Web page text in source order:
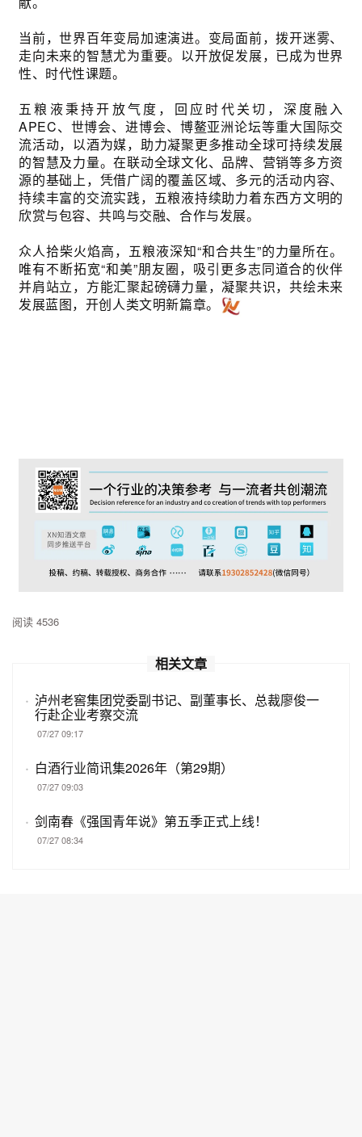
当前，世界百年变局加速演进。变局面前，拨开迷雾、
走向未来的智慧尤为重要。以开放促发展，已成为世界
性、时代性课题。
五粮液秉持开放气度，回应时代关切，深度融入
APEC、世博会、进博会、博鳌亚洲论坛等重大国际交
流活动，以酒为媒，助力凝聚更多推动全球可持续发展
的智慧及力量。在联动全球文化、品牌、营销等多方资
源的基础上，凭借广阔的覆盖区域、多元的活动内容、
持续丰富的交流实践，五粮液持续助力着东西方文明的
欣赏与包容、共鸣与交融、合作与发展。
众人拾柴火焰高，五粮液深知“和合共生”的力量所在。
唯有不断拓宽“和美”朋友圈，吸引更多志同道合的伙伴
并肩站立，方能汇聚起磅礴力量，凝聚共识，共绘未来
发展蓝图，开创人类文明新篇章。
阅读 4536
相关文章
· 泸州老窖集团党委副书记、副董事长、总裁廖俊一
行赴企业考察交流
07/27 09:17
· 白酒行业简讯集2026年（第29期）
07/27 09:03
· 剑南春《强国青年说》第五季正式上线！
07/27 08:34